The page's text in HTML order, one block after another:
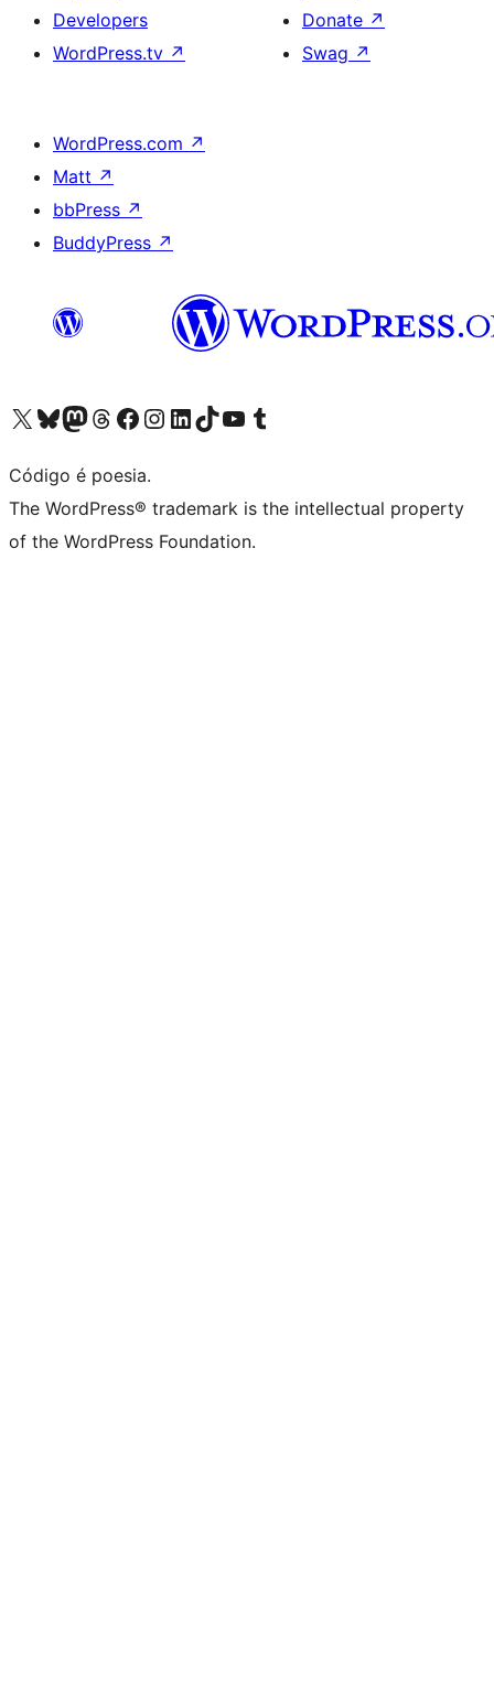
Developers
WordPress.tv ↗
Donate ↗
Swag ↗
WordPress.com ↗
Matt ↗
bbPress ↗
BuddyPress ↗
Visite a nossa conta X (antigo Twitter)
Visit our Bluesky account
Visit our Mastodon account
Visit our Threads account
Visite a nossa página do Facebook
Visite a nossa conta no Instagram
Visite a nossa conta no LinkedIn
Visit our TikTok account
Visit our YouTube channel
Visit our Tumblr account
Código é poesia.
The WordPress® trademark is the intellectual property
of the WordPress Foundation.